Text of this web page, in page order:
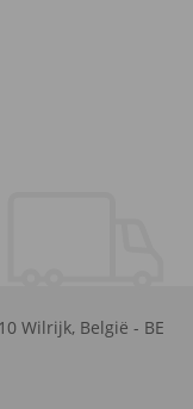
Wilrijk, België - BE